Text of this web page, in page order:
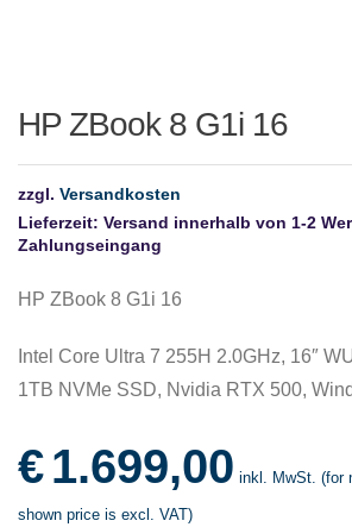
HP ZBook 8 G1i 16
zzgl. Versandkosten
Lieferzeit: Versand innerhalb von 1-2
Zahlungseingang
HP ZBook 8 G1i 16
Intel Core Ultra 7 255H 2.0GHz, 16″
1TB NVMe SSD, Nvidia RTX 500,
€1.699,00 inkl. MwSt. (for
shown price is excl. VAT)